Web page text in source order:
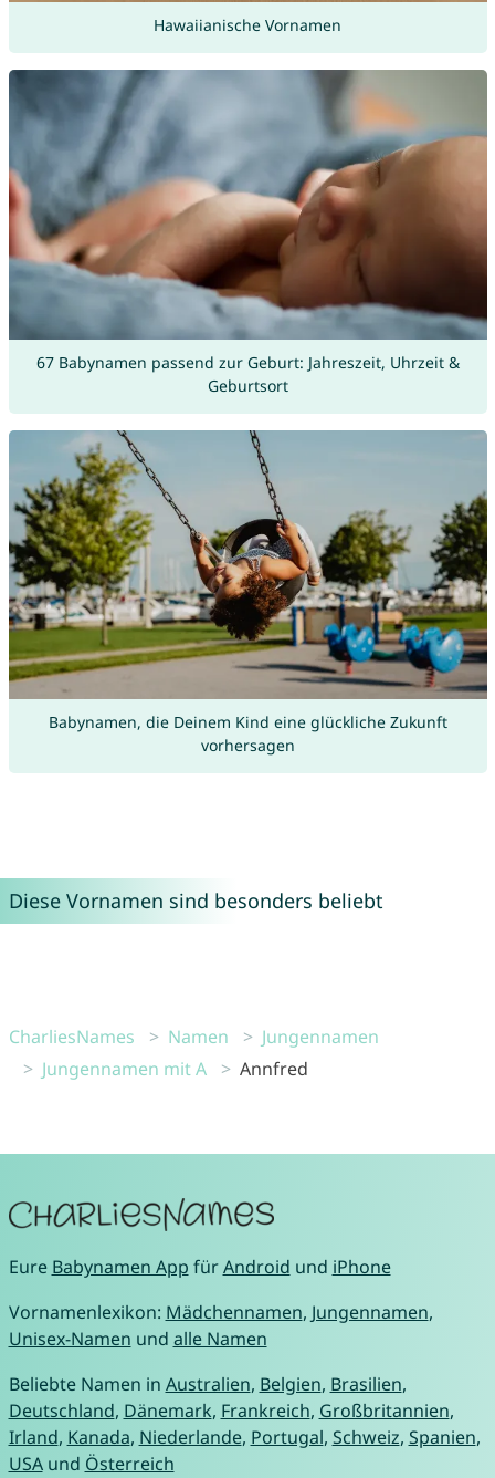
Hawaiianische Vornamen
67 Babynamen passend zur Geburt: Jahreszeit, Uhrzeit &
Geburtsort
Babynamen, die Deinem Kind eine glückliche Zukunft
vorhersagen
Diese Vornamen sind besonders beliebt
CharliesNames Namen
Jungennamen
Jungennamen mit A
Annfred
Eure Babynamen App fürAndroid und iPhone
Vornamenlexikon: Mädchennamen, Jungennamen,
Unisex-Namen und alle Namen
Beliebte Namen in Australien, Belgien, Brasilien,
Deutschland, Dänemark, Frankreich, Großbritannien,
Irland, Kanada, Niederlande, Portugal, Schweiz, Spanien,
USAund Österreich